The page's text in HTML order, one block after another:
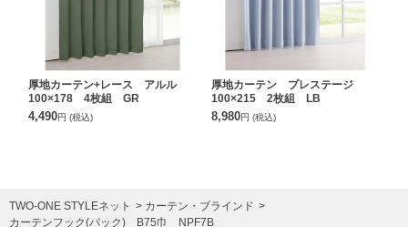
厚地カーテン+レース アルル
100×178 4枚組 GR
4,490円 (税込)
厚地カーテン プレステージ
100×215 2枚組 LB
8,980円 (税込)
TWO-ONE STYLEネット
カーテン・ブラインド
カーテンフック(パック) B75巾 NPF7B